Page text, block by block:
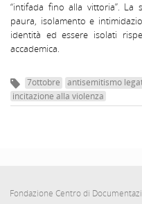
“intifada fino alla vittoria”.
paura, isolamento e
identità ed essere isolati
accademica.
7ottobre antisemitismo
incitazione alla violenza
Fondazione Centro di